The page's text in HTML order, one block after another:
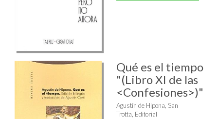
Qué es el tiempo
"(Libro XI de las
<Confesiones>)"
Agustín de Hipona, San
Trotta, Editorial